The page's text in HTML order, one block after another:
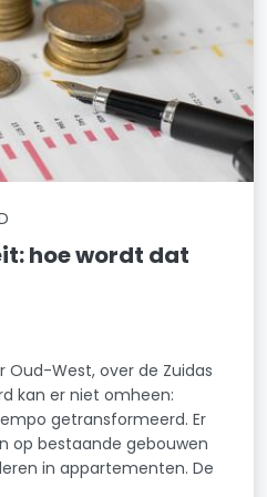
hoe wordt dat
Oud-West, over de Zuidas
kan er niet omheen:
getransformeerd. Er
op bestaande gebouwen
in appartementen. De